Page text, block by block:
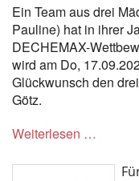
Ein Team aus drei
Pauline) hat in ihrer
DECHEMAX-
wird am Do,
Glückwunsch den
Götz.
Weiterlesen …